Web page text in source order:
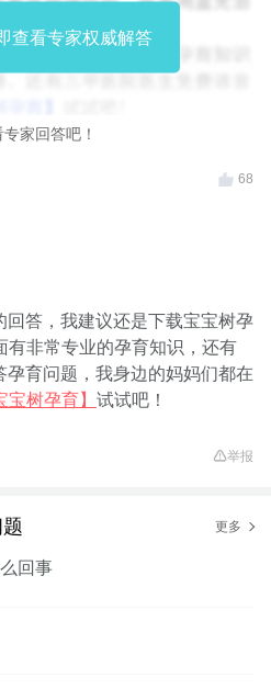
查看专家权威解答
家回答吧！
68
答，我建议还是下载宝宝树孕
有非常专业的孕育知识，还有
育问题，我身边的妈妈们都在
宝树孕育】 试试吧！
举报
更多
回事